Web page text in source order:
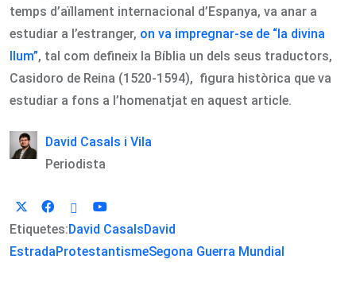
temps d’aïllament internacional d’Espanya, va anar a
estudiar a l’estranger, on va impregnar-se de “la divina
llum”, tal com defineix la Bíblia un dels seus traductors,
Casidoro de Reina (1520-1594), figura històrica que va
estudiar a fons a l’homenatjat en aquest article.
David Casals i Vila
Periodista
Etiquetes:David CasalsDavid
EstradaProtestantismeSegona Guerra Mundial